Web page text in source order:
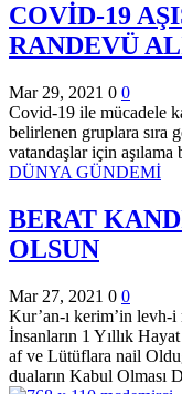
COVİD-19
RANDEVÜ
Mar 29, 2021 0 0
Covid-19 ile mücadele
belirlenen gruplara sıra
vatandaşlar için aşılama
DÜNYA GÜNDEMİ
BERAT
OLSUN
Mar 27, 2021 0 0
Kur’an-ı kerim’in levh-
İnsanların 1 Yıllık
af ve Lütüflara nail
duaların Kabul Olması